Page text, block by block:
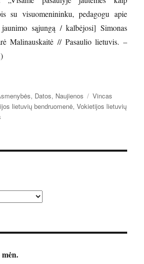
su visuomenininku, pedagogu apie
sąjungą / kalbėjosi] Simonas
Malinauskaitė // Pasaulio lietuvis. –
, Datos, Naujienos Žymos
Vincas
lietuvių bendruomenė,Vokietijos lietuvių